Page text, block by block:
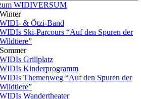
WIDIVERSUM
Winter
WIDI- & Ötzi-Band
WIDIs Ski-Parcours “Auf den Spuren der
Wildtiere”
Sommer
WIDIs Grillplatz
WIDIs Kinderprogramm
WIDIs Themenweg “Auf den Spuren der
Wildtiere”
WIDIs Wandertheater